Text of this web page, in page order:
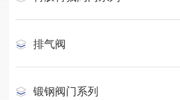
排气阀
锻钢阀门系列